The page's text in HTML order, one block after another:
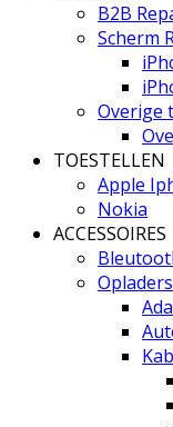
B2B
Scherm
Overige
TOESTELLEN
Apple
Nokia
ACCESSOIRES
Opladers